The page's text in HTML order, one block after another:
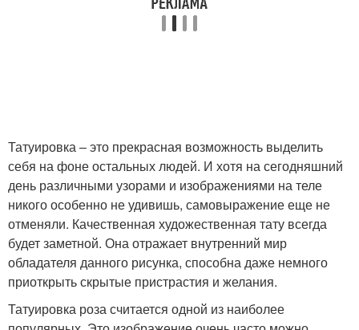
Татуировка – это прекрасная возможность выделить
себя на фоне остальных людей. И хотя на сегодняшний
день различными узорами и изображениями на теле
никого особенно не удивишь, самовыражение еще не
отменяли. Качественная художественная тату всегда
будет заметной. Она отражает внутренний мир
обладателя данного рисунка, способна даже немного
приоткрыть скрытые пристрастия и желания.
Татуировка роза считается одной из наиболее